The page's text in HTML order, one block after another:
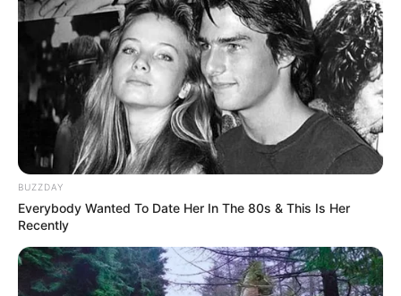
Rechercher
BUZZDAY
Everybody Wanted To Date Her In The 80s & This Is Her
Recently